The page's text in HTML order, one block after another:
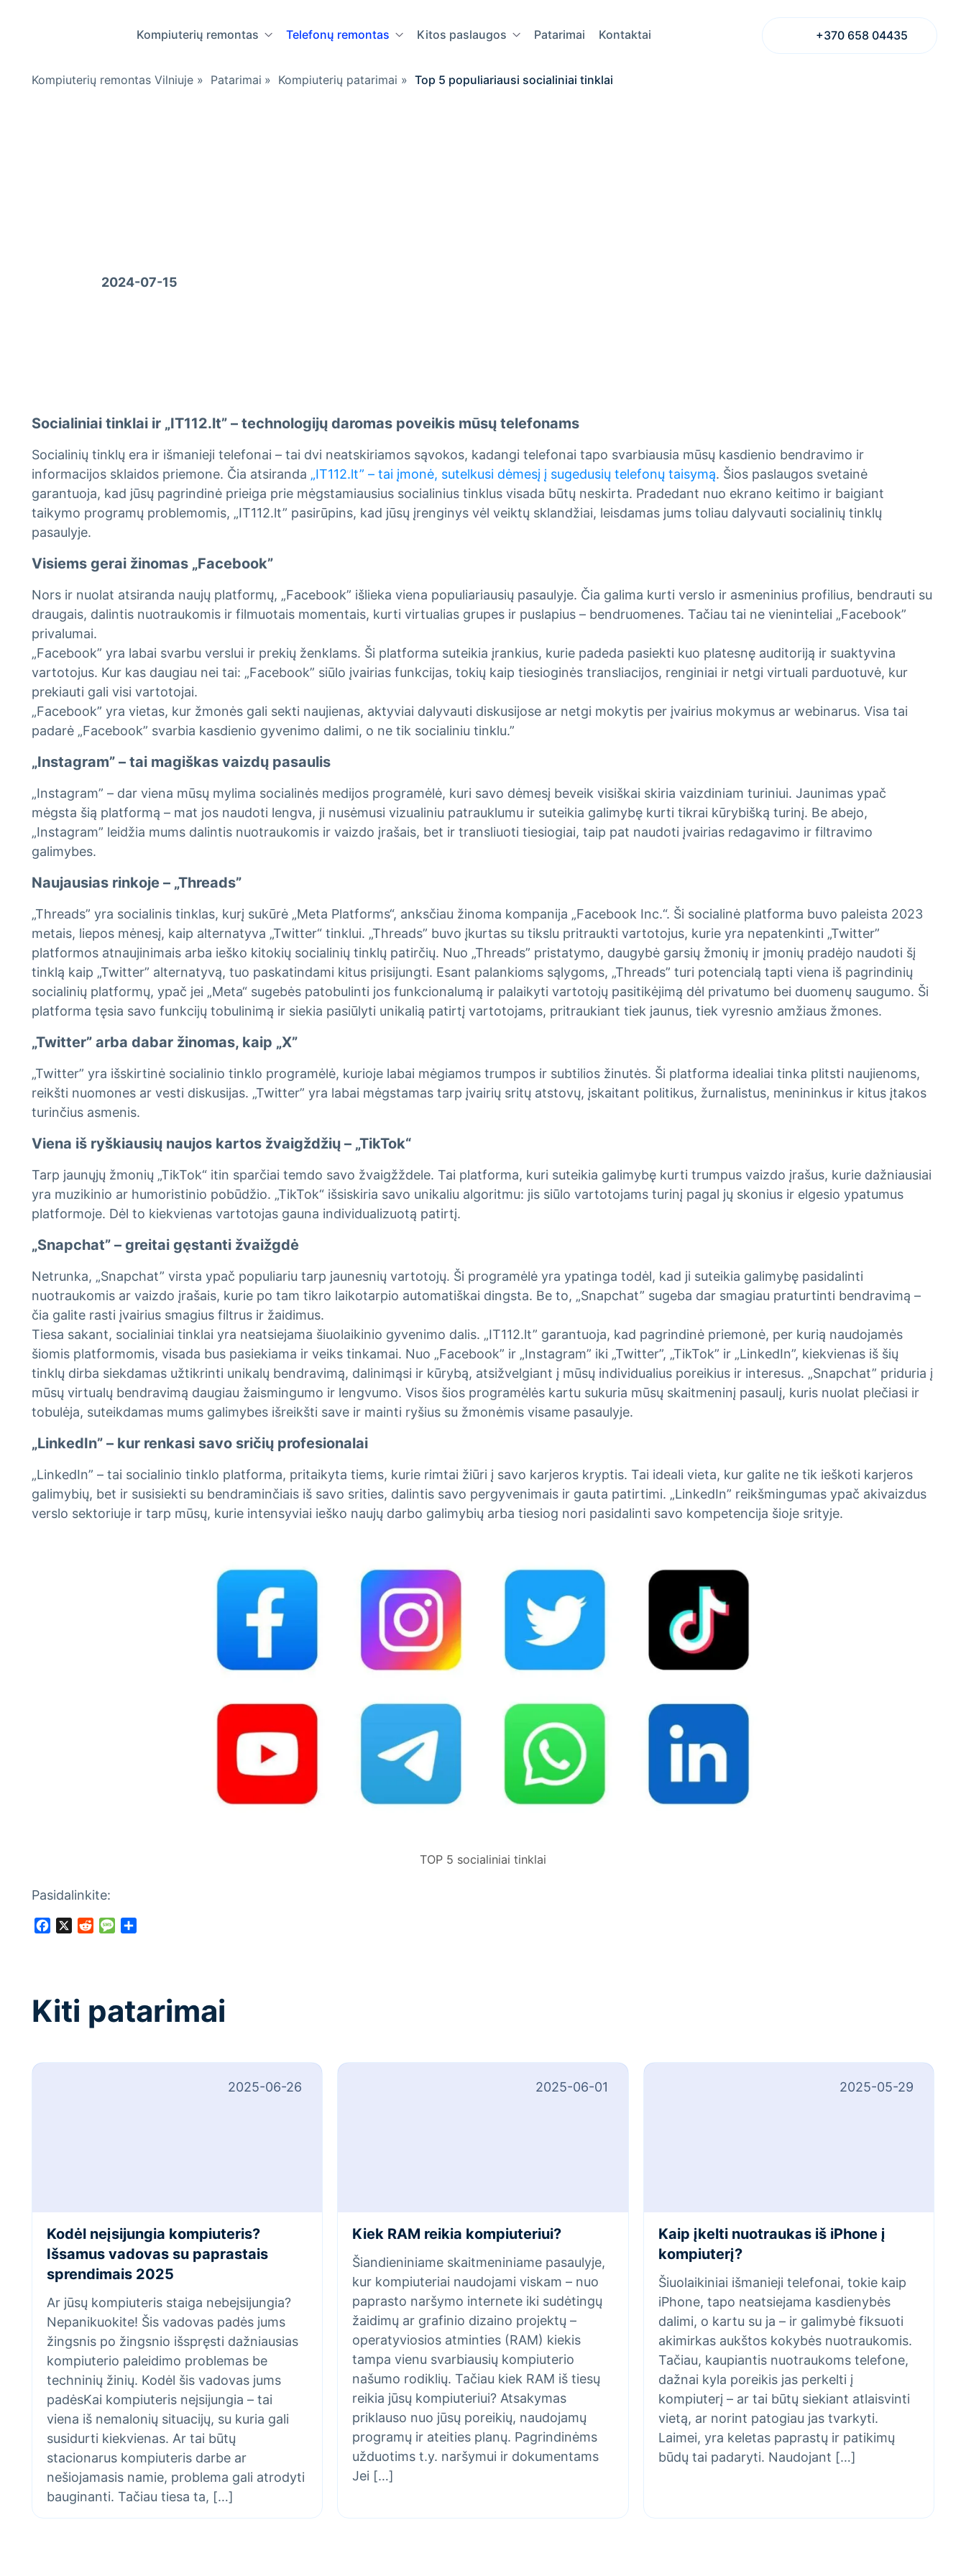
Kompiuterių remontas Telefonų remontas Kitos paslaugos Patarimai Kontaktai +370 658 04435
Kompiuterių remontas Vilniuje » Patarimai » Kompiuterių patarimai » Top 5 populiariausi socialiniai tinklai
2024-07-15
Socialiniai tinklai ir „IT112.lt” – technologijų daromas poveikis mūsų telefonams
Socialinių tinklų era ir išmanieji telefonai – tai dvi neatskiriamos sąvokos, kadangi telefonai tapo svarbiausia mūsų kasdienio bendravimo ir
informacijos sklaidos priemone. Čia atsiranda „IT112.lt” – tai įmonė, sutelkusi dėmesį į sugedusių telefonų taisymą. Šios paslaugos svetainė
garantuoja, kad jūsų pagrindinė prieiga prie mėgstamiausius socialinius tinklus visada būtų neskirta. Pradedant nuo ekrano keitimo ir baigiant
taikymo programų problemomis, „IT112.lt” pasirūpins, kad jūsų įrenginys vėl veiktų sklandžiai, leisdamas jums toliau dalyvauti socialinių tinklų
pasaulyje.
Visiems gerai žinomas „Facebook”
Nors ir nuolat atsiranda naujų platformų, „Facebook” išlieka viena populiariausių pasaulyje. Čia galima kurti verslo ir asmeninius profilius, bendrauti su
draugais, dalintis nuotraukomis ir filmuotais momentais, kurti virtualias grupes ir puslapius – bendruomenes. Tačiau tai ne vieninteliai „Facebook”
privalumai.
„Facebook” yra labai svarbu verslui ir prekių ženklams. Ši platforma suteikia įrankius, kurie padeda pasiekti kuo platesnę auditoriją ir suaktyvina
vartotojus. Kur kas daugiau nei tai: „Facebook” siūlo įvairias funkcijas, tokių kaip tiesioginės transliacijos, renginiai ir netgi virtuali parduotuvė, kur
prekiauti gali visi vartotojai.
„Facebook” yra vietas, kur žmonės gali sekti naujienas, aktyviai dalyvauti diskusijose ar netgi mokytis per įvairius mokymus ar webinarus. Visa tai
padarė „Facebook” svarbia kasdienio gyvenimo dalimi, o ne tik socialiniu tinklu.”
„Instagram” – tai magiškas vaizdų pasaulis
„Instagram” – dar viena mūsų mylima socialinės medijos programėlė, kuri savo dėmesį beveik visiškai skiria vaizdiniam turiniui. Jaunimas ypač
mėgsta šią platformą – mat jos naudoti lengva, ji nusėmusi vizualiniu patrauklumu ir suteikia galimybę kurti tikrai kūrybišką turinį. Be abejo,
„Instagram” leidžia mums dalintis nuotraukomis ir vaizdo įrašais, bet ir transliuoti tiesiogiai, taip pat naudoti įvairias redagavimo ir filtravimo
galimybes.
Naujausias rinkoje – „Threads”
„Threads” yra socialinis tinklas, kurį sukūrė „Meta Platforms“, anksčiau žinoma kompanija „Facebook Inc.“. Ši socialinė platforma buvo paleista 2023
metais, liepos mėnesį, kaip alternatyva „Twitter“ tinklui. „Threads” buvo įkurtas su tikslu pritraukti vartotojus, kurie yra nepatenkinti „Twitter”
platformos atnaujinimais arba ieško kitokių socialinių tinklų patirčių. Nuo „Threads” pristatymo, daugybė garsių žmonių ir įmonių pradėjo naudoti šį
tinklą kaip „Twitter” alternatyvą, tuo paskatindami kitus prisijungti. Esant palankioms sąlygoms, „Threads” turi potencialą tapti viena iš pagrindinių
socialinių platformų, ypač jei „Meta“ sugebės patobulinti jos funkcionalumą ir palaikyti vartotojų pasitikėjimą dėl privatumo bei duomenų saugumo. Ši
platforma tęsia savo funkcijų tobulinimą ir siekia pasiūlyti unikalią patirtį vartotojams, pritraukiant tiek jaunus, tiek vyresnio amžiaus žmones.
„Twitter” arba dabar žinomas, kaip „X”
„Twitter” yra išskirtinė socialinio tinklo programėlė, kurioje labai mėgiamos trumpos ir subtilios žinutės. Ši platforma idealiai tinka plitsti naujienoms,
reikšti nuomones ar vesti diskusijas. „Twitter” yra labai mėgstamas tarp įvairių sritų atstovų, įskaitant politikus, žurnalistus, menininkus ir kitus įtakos
turinčius asmenis.
Viena iš ryškiausių naujos kartos žvaigždžių – „TikTok“
Tarp jaunųjų žmonių „TikTok“ itin sparčiai temdo savo žvaigžždele. Tai platforma, kuri suteikia galimybę kurti trumpus vaizdo įrašus, kurie dažniausiai
yra muzikinio ar humoristinio pobūdžio. „TikTok“ išsiskiria savo unikaliu algoritmu: jis siūlo vartotojams turinį pagal jų skonius ir elgesio ypatumus
platformoje. Dėl to kiekvienas vartotojas gauna individualizuotą patirtį.
„Snapchat” – greitai gęstanti žvaižgdė
Netrunka, „Snapchat” virsta ypač populiariu tarp jaunesnių vartotojų. Ši programėlė yra ypatinga todėl, kad ji suteikia galimybę pasidalinti
nuotraukomis ar vaizdo įrašais, kurie po tam tikro laikotarpio automatiškai dingsta. Be to, „Snapchat” sugeba dar smagiau praturtinti bendravimą –
čia galite rasti įvairius smagius filtrus ir žaidimus.
Tiesa sakant, socialiniai tinklai yra neatsiejama šiuolaikinio gyvenimo dalis. „IT112.lt” garantuoja, kad pagrindinė priemonė, per kurią naudojamės
šiomis platformomis, visada bus pasiekiama ir veiks tinkamai. Nuo „Facebook” ir „Instagram” iki „Twitter”, „TikTok” ir „LinkedIn”, kiekvienas iš šių
tinklų dirba siekdamas užtikrinti unikalų bendravimą, dalinimąsi ir kūrybą, atsižvelgiant į mūsų individualius poreikius ir interesus. „Snapchat” priduria į
mūsų virtualų bendravimą daugiau žaismingumo ir lengvumo. Visos šios programėlės kartu sukuria mūsų skaitmeninį pasaulį, kuris nuolat plečiasi ir
tobulėja, suteikdamas mums galimybes išreikšti save ir mainti ryšius su žmonėmis visame pasaulyje.
„LinkedIn” – kur renkasi savo sričių profesionalai
„LinkedIn” – tai socialinio tinklo platforma, pritaikyta tiems, kurie rimtai žiūri į savo karjeros kryptis. Tai ideali vieta, kur galite ne tik ieškoti karjeros
galimybių, bet ir susisiekti su bendraminčiais iš savo srities, dalintis savo pergyvenimais ir gauta patirtimi. „LinkedIn” reikšmingumas ypač akivaizdus
verslo sektoriuje ir tarp mūsų, kurie intensyviai ieško naujų darbo galimybių arba tiesiog nori pasidalinti savo kompetencija šioje srityje.
TOP 5 socialiniai tinklai
Pasidalinkite:
FacebookRedditMessage
Kiti patarimai
2025-06-26
Kodėl neįsijungia kompiuteris?
Išsamus vadovas su paprastais
sprendimais 2025
Ar jūsų kompiuteris staiga nebeįsijungia?
Nepanikuokite! Šis vadovas padės jums
žingsnis po žingsnio išspręsti dažniausias
kompiuterio paleidimo problemas be
techninių žinių. Kodėl šis vadovas jums
padėsKai kompiuteris neįsijungia – tai
viena iš nemalonių situacijų, su kuria gali
susidurti kiekvienas. Ar tai būtų
stacionarus kompiuteris darbe ar
nešiojamasis namie, problema gali atrodyti
bauginanti. Tačiau tiesa ta, […]
2025-06-01
Kiek RAM reikia kompiuteriui?
Šiandieniniame skaitmeniniame pasaulyje,
kur kompiuteriai naudojami viskam – nuo
paprasto naršymo internete iki sudėtingų
žaidimų ar grafinio dizaino projektų –
operatyviosios atminties (RAM) kiekis
tampa vienu svarbiausių kompiuterio
našumo rodiklių. Tačiau kiek RAM iš tiesų
reikia jūsų kompiuteriui? Atsakymas
priklauso nuo jūsų poreikių, naudojamų
programų ir ateities planų. Pagrindinėms
užduotims t.y. naršymui ir dokumentams
Jei […]
2025-05-29
Kaip įkelti nuotraukas iš iPhone į
kompiuterį?
Šiuolaikiniai išmanieji telefonai, tokie kaip
iPhone, tapo neatsiejama kasdienybės
dalimi, o kartu su ja – ir galimybė fiksuoti
akimirkas aukštos kokybės nuotraukomis.
Tačiau, kaupiantis nuotraukoms telefone,
dažnai kyla poreikis jas perkelti į
kompiuterį – ar tai būtų siekiant atlaisvinti
vietą, ar norint patogiau jas tvarkyti.
Laimei, yra keletas paprastų ir patikimų
būdų tai padaryti. Naudojant […]